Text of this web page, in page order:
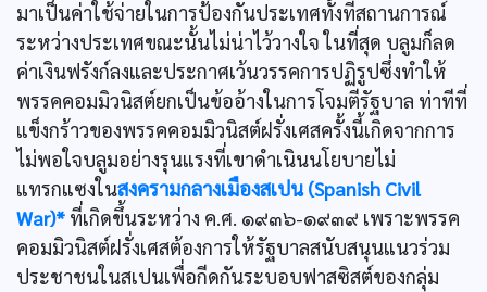
มาเป็นค่าใช้จ่ายในการป้องกันประเทศทั้งที่สถานการณ์
ระหว่างประเทศขณะนั้นไม่น่าไว้วางใจ ในที่สุด บลูมก็ลด
ค่าเงินฟรังก์ลงและประกาศเว้นวรรคการปฏิรูปซึ่งทำให้
พรรคคอมมิวนิสต์ยกเป็นข้ออ้างในการโจมตีรัฐบาล ท่าทีที่
แข็งกร้าวของพรรคคอมมิวนิสต์ฝรั่งเศสครั้งนี้เกิดจากการ
ไม่พอใจบลูมอย่างรุนแรงที่เขาดำเนินนโยบายไม่
แทรกแซงในสงครามกลางเมืองสเปน (Spanish Civil
War)* ที่เกิดขึ้นระหว่าง ค.ศ. ๑๙๓๖-๑๙๓๙ เพราะพรรค
คอมมิวนิสต์ฝรั่งเศสต้องการให้รัฐบาลสนับสนุนแนวร่วม
ประชาชนในสเปนเพื่อกีดกันระบอบฟาสซิสต์ของกลุ่ม